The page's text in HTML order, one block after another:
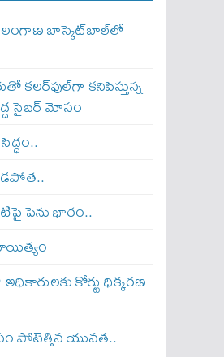
తెలంగాణ బాస్కెట్‌బాల్‌లో
కలర్‌ఫుల్‌గా కనిపిస్తున్న
సైబర్ మోసం
పెను భారం..
కోర్టు ధిక్కరణ
పోటెత్తిన యువత..